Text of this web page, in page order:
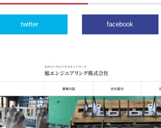
twitter facebook